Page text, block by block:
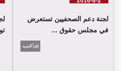
لجنة دعم الصحفيين تستعرض
في مجلس حقوق ...
إقرأ المزيد